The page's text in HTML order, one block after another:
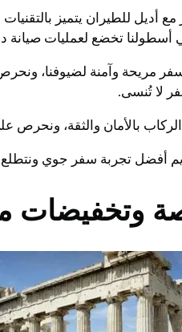
للطيران يتميز بالتقنيات
تخضع لعمليات صيانة
سفر مريحة وآمنة لضيوفنا،
لا تُنسى.
بالأمان والثقة، ونحرص
أفضل تجربة سفر جوي
وتخفيضات